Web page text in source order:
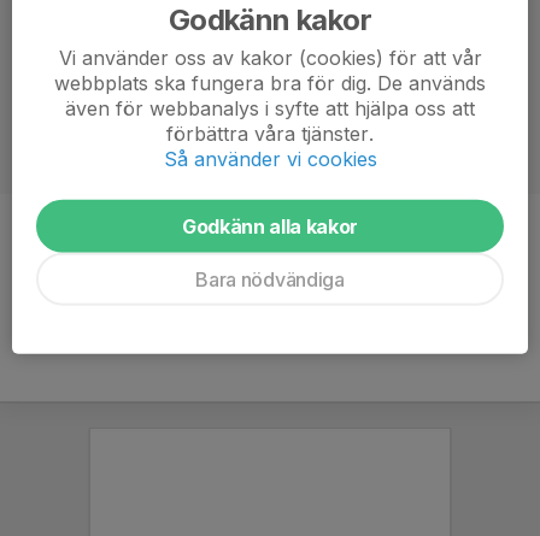
Titel
Godkänn kakor
Vi använder oss av kakor (cookies) för att vår
webbplats ska fungera bra för dig. De används
även för webbanalys i syfte att hjälpa oss att
förbättra våra tjänster.
Så använder vi cookies
Godkänn alla kakor
Bara nödvändiga